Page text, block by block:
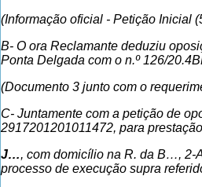
(Informação oficial - Petição Inicial
B- O ora Reclamante deduziu
Ponta Delgada com o n.º 126/
(Documento 3 junto com o
C- Juntamente com a petição de
2917201201011472, para
J…, com domicílio na R. da B…,
processo de execução supra